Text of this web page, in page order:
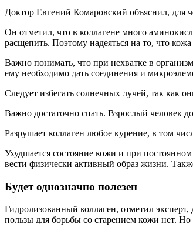
Доктор Евгений Комаровский объяснил, для
Он отметил, что в коллагене много
расщепить. Поэтому надеяться на то, что
Важно понимать, что при нехватке в
ему необходимо дать соединения и
Следует избегать солнечных лучей, так как
Важно достаточно спать. Взрослый человек
Разрушает коллаген любое курение, в том
Ухудшается состояние кожи и при
вести физически активный образ жизни.
Будет однозначно полезен
Гидролизованный коллаген, отметил
пользы для борьбы со старением кожи нет. Но